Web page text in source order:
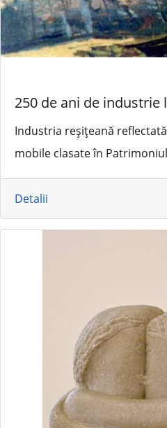
250 de ani de industrie
Industria reșițeană
mobile clasate în
Detalii